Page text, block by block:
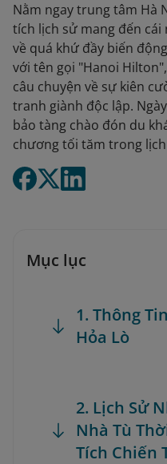
Nằm ngay trung tâm Hà
tích lịch sử mang đến
về quá khứ đầy biến
với tên gọi "Hanoi
câu chuyện về sự kiên
tranh giành độc lập.
bảo tàng chào đón du
chương tối tăm trong
Mục lục
1. Thông
Hỏa Lò
2. Lịch Sử
Nhà Tù
Tích Chiến